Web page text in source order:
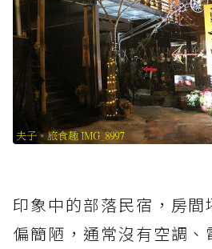
印象中的部落民宿，房
偏簡陋，通常沒有空調